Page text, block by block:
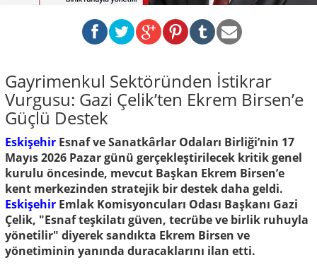
Gayrimenkul Sektöründen İstikrar
Vurgusu: Gazi Çelik’ten Ekrem Birsen’e
Güçlü Destek
Eskişehir Esnaf ve Sanatkârlar Odaları Birliği’nin 17
Mayıs 2026 Pazar günü gerçekleştirilecek kritik genel
kurulu öncesinde, mevcut Başkan Ekrem Birsen’e
kent merkezinden stratejik bir destek daha geldi.
Eskişehir Emlak Komisyoncuları Odası Başkanı Gazi
Çelik, "Esnaf teşkilatı güven, tecrübe ve birlik ruhuyla
yönetilir" diyerek sandıkta Ekrem Birsen ve
yönetiminin yanında duracaklarını ilan etti.